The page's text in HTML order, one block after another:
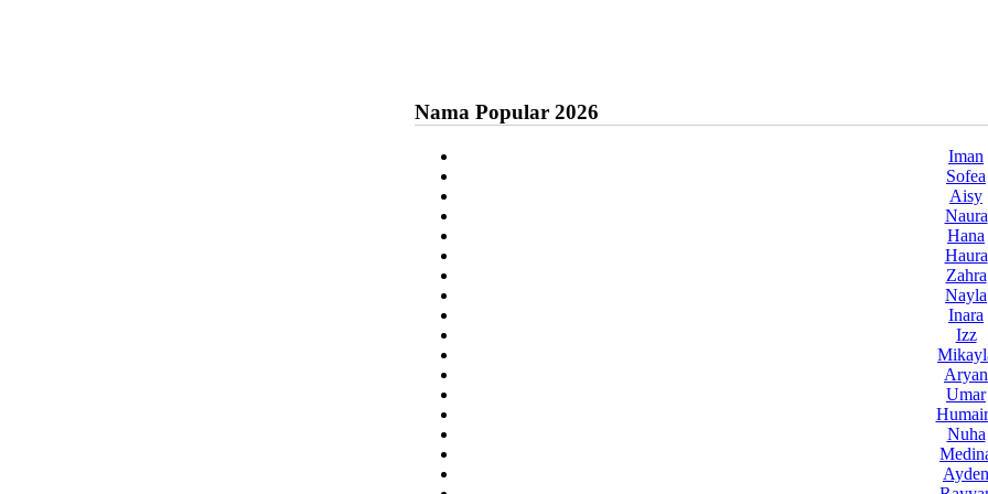
Nama Popular 2026
Iman
Sofea
Aisy
Naura
Hana
Haura
Zahra
Nayla
Inara
Izz
Aryan
Umar
Nuha
Ayden